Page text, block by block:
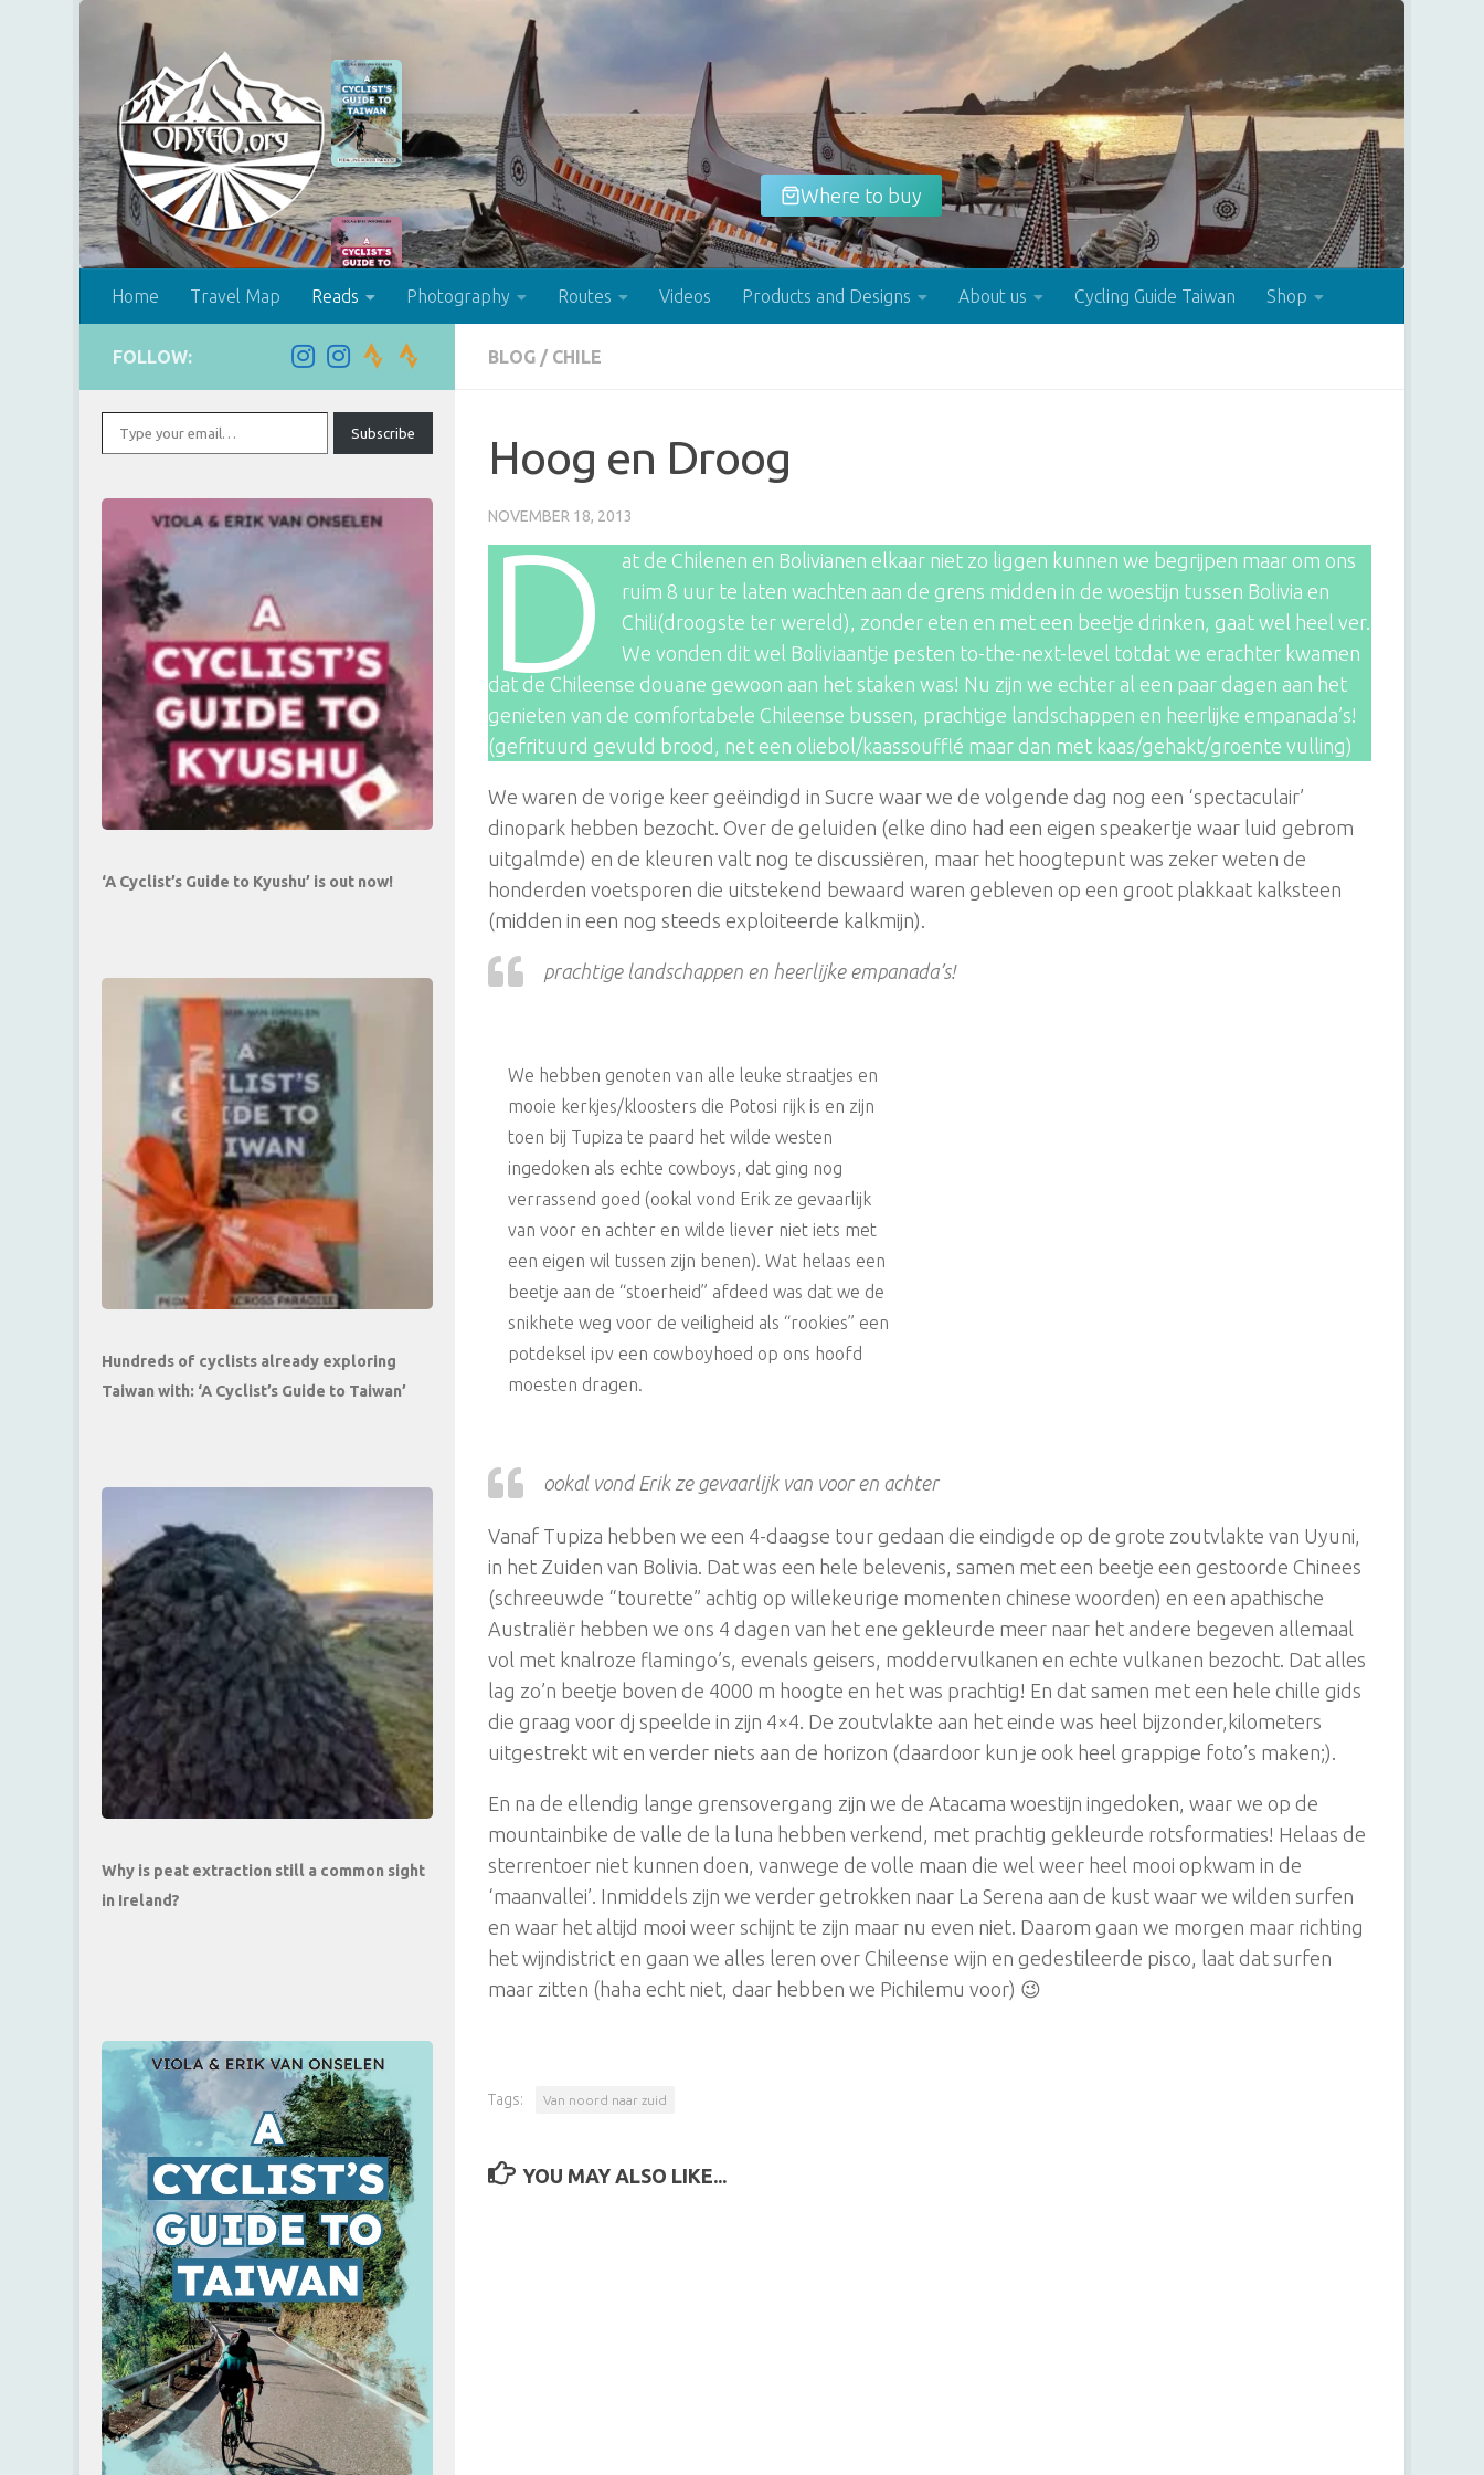
Skip to content
Where to buy
Home Travel Map Reads Photography Routes Videos Products and Designs About us Cycling Guide Taiwan Shop
BLOG / CHILE
Hoog en Droog
NOVEMBER 18, 2013
D
at de Chilenen en Bolivianen elkaar niet zo liggen kunnen we begrijpen maar om ons
ruim 8 uur te laten wachten aan de grens midden in de woestijn tussen Bolivia en
Chili(droogste ter wereld), zonder eten en met een beetje drinken, gaat wel heel ver.
We vonden dit wel Boliviaantje pesten to-the-next-level totdat we erachter kwamen
dat de Chileense douane gewoon aan het staken was! Nu zijn we echter al een paar dagen aan het
genieten van de comfortabele Chileense bussen, prachtige landschappen en heerlijke empanada’s!
(gefrituurd gevuld brood, net een oliebol/kaassoufflé maar dan met kaas/gehakt/groente vulling)
We waren de vorige keer geëindigd in Sucre waar we de volgende dag nog een ‘spectaculair’
dinopark hebben bezocht. Over de geluiden (elke dino had een eigen speakertje waar luid gebrom
uitgalmde) en de kleuren valt nog te discussiëren, maar het hoogtepunt was zeker weten de
honderden voetsporen die uitstekend bewaard waren gebleven op een groot plakkaat kalksteen
(midden in een nog steeds exploiteerde kalkmijn).
prachtige landschappen en heerlijke empanada’s!
We hebben genoten van alle leuke straatjes en
mooie kerkjes/kloosters die Potosi rijk is en zijn
toen bij Tupiza te paard het wilde westen
ingedoken als echte cowboys, dat ging nog
verrassend goed (ookal vond Erik ze gevaarlijk
van voor en achter en wilde liever niet iets met
een eigen wil tussen zijn benen). Wat helaas een
beetje aan de “stoerheid” afdeed was dat we de
snikhete weg voor de veiligheid als “rookies” een
potdeksel ipv een cowboyhoed op ons hoofd
moesten dragen.
ookal vond Erik ze gevaarlijk van voor en achter
Vanaf Tupiza hebben we een 4-daagse tour gedaan die eindigde op de grote zoutvlakte van Uyuni,
in het Zuiden van Bolivia. Dat was een hele belevenis, samen met een beetje een gestoorde Chinees
(schreeuwde “tourette” achtig op willekeurige momenten chinese woorden) en een apathische
Australiër hebben we ons 4 dagen van het ene gekleurde meer naar het andere begeven allemaal
vol met knalroze flamingo’s, evenals geisers, moddervulkanen en echte vulkanen bezocht. Dat alles
lag zo’n beetje boven de 4000 m hoogte en het was prachtig! En dat samen met een hele chille gids
die graag voor dj speelde in zijn 4×4. De zoutvlakte aan het einde was heel bijzonder,kilometers
uitgestrekt wit en verder niets aan de horizon (daardoor kun je ook heel grappige foto’s maken;).
En na de ellendig lange grensovergang zijn we de Atacama woestijn ingedoken, waar we op de
mountainbike de valle de la luna hebben verkend, met prachtig gekleurde rotsformaties! Helaas de
sterrentoer niet kunnen doen, vanwege de volle maan die wel weer heel mooi opkwam in de
‘maanvallei’. Inmiddels zijn we verder getrokken naar La Serena aan de kust waar we wilden surfen
en waar het altijd mooi weer schijnt te zijn maar nu even niet. Daarom gaan we morgen maar richting
het wijndistrict en gaan we alles leren over Chileense wijn en gedestileerde pisco, laat dat surfen
maar zitten (haha echt niet, daar hebben we Pichilemu voor) 😉
Tags: Van noord naar zuid
YOU MAY ALSO LIKE...
FOLLOW:
Type your email…
Subscribe
‘A Cyclist’s Guide to Kyushu’ is out now!
Hundreds of cyclists already exploring
Taiwan with: ‘A Cyclist’s Guide to Taiwan’
Why is peat extraction still a common sight
in Ireland?